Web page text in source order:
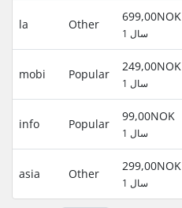
la Other
699,00NOK
1 سال
mobi Popular
249,00NOK
1 سال
info Popular
99,00NOK
1 سال
asia Other
299,00NOK
1 سال